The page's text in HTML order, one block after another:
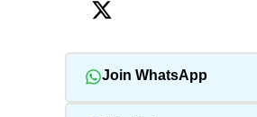
Join WhatsApp